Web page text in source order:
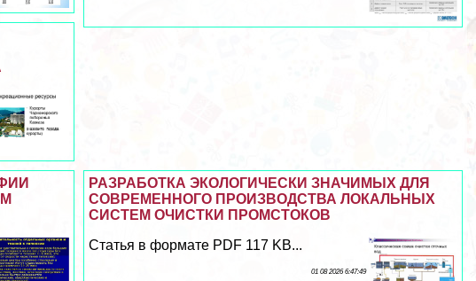
РАЗРАБОТКА ЭКОЛОГИЧЕСКИ ЗНАЧИМЫХ ДЛЯ
СОВРЕМЕННОГО ПРОИЗВОДСТВА ЛОКАЛЬНЫХ
СИСТЕМ ОЧИСТКИ ПРОМСТОКОВ
Статья в формате PDF 117 KB...
01 08 2026 6:47:49